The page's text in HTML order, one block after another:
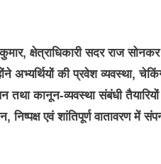
क्षेत्राधिकारी सदर राज सोनकर
अभ्यर्थियों की प्रवेश व्यवस्था,
तथा कानून-व्यवस्था संबंधी
निष्पक्ष एवं शांतिपूर्ण वातावरण में